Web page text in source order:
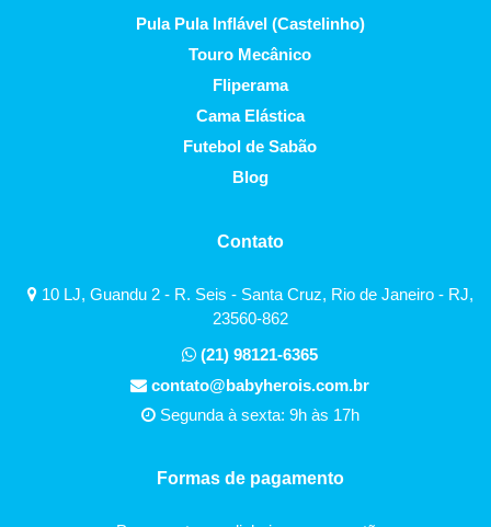
Pula Pula Inflável (Castelinho)
Touro Mecânico
Fliperama
Cama Elástica
Futebol de Sabão
Blog
Contato
10 LJ, Guandu 2 - R. Seis - Santa Cruz, Rio de Janeiro - RJ,
23560-862
(21) 98121-6365
contato@babyherois.com.br
Segunda à sexta: 9h às 17h
Formas de pagamento